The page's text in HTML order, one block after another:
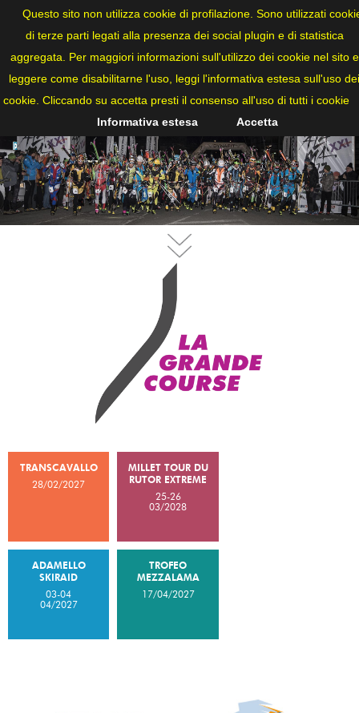
ITA
TRANSCAVALLO
28/02/2027
MILLET TOUR DU
RUTOR EXTREME
25-26
03/2028
ADAMELLO
SKIRAID
03-04
04/2027
TROFEO
MEZZALAMA
17/04/2027
Questo sito non utilizza cookie di profilazione. Sono utilizzati
di terze parti legati alla presenza dei social plugin e di statistica
aggregata. Per maggiori informazioni sull'utilizzo dei cookie nel sito e
leggere come disabilitarne l'uso, leggi l'informativa estesa sull'uso dei
cookie. Cliccando su accetta presti il consenso all'uso di tutti i cookie
Informativa estesa
Accetta